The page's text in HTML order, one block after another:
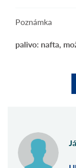
Poznámka
palivo: nafta,